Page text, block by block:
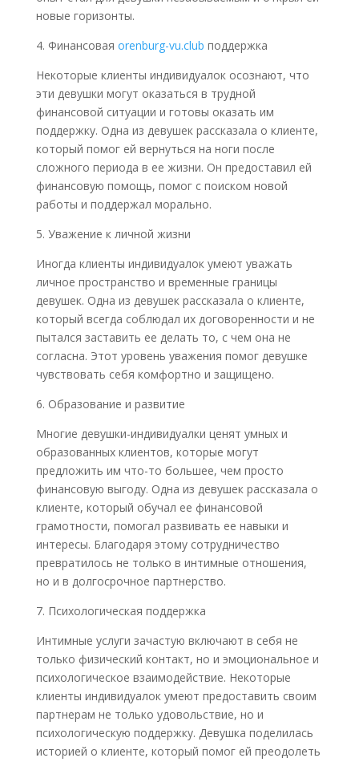
новые горизонты.
4. Финансовая orenburg-vu.club поддержка
Некоторые клиенты индивидуалок осознают, что
эти девушки могут оказаться в трудной
финансовой ситуации и готовы оказать им
поддержку. Одна из девушек рассказала о клиенте,
который помог ей вернуться на ноги после
сложного периода в ее жизни. Он предоставил ей
финансовую помощь, помог с поиском новой
работы и поддержал морально.
5. Уважение к личной жизни
Иногда клиенты индивидуалок умеют уважать
личное пространство и временные границы
девушек. Одна из девушек рассказала о клиенте,
который всегда соблюдал их договоренности и не
пытался заставить ее делать то, с чем она не
согласна. Этот уровень уважения помог девушке
чувствовать себя комфортно и защищено.
6. Образование и развитие
Многие девушки-индивидуалки ценят умных и
образованных клиентов, которые могут
предложить им что-то большее, чем просто
финансовую выгоду. Одна из девушек рассказала о
клиенте, который обучал ее финансовой
грамотности, помогал развивать ее навыки и
интересы. Благодаря этому сотрудничество
превратилось не только в интимные отношения,
но и в долгосрочное партнерство.
7. Психологическая поддержка
Интимные услуги зачастую включают в себя не
только физический контакт, но и эмоциональное и
психологическое взаимодействие. Некоторые
клиенты индивидуалок умеют предоставить своим
партнерам не только удовольствие, но и
психологическую поддержку. Девушка поделилась
историей о клиенте, который помог ей преодолеть